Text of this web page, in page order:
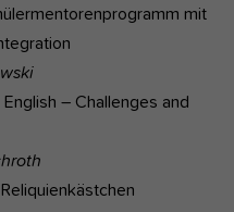
mit
– Challenges and